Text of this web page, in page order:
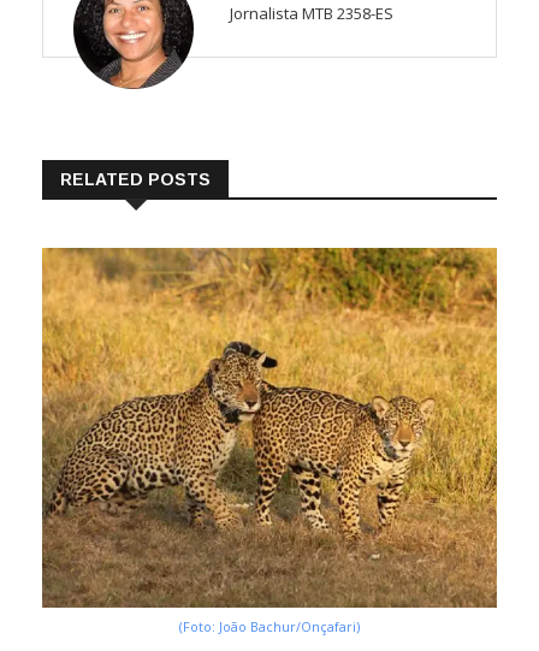
Jornalista MTB 2358-ES
RELATED POSTS
(Foto: João Bachur/Onçafari)